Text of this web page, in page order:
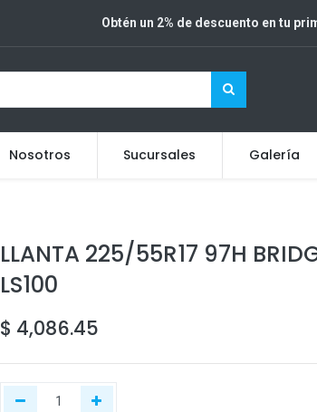
Obtén un 2% de descuento en tu
Nosotros Sucursales Galería
LLANTA 225/55R17 97H
LS100
$ 4,086.45